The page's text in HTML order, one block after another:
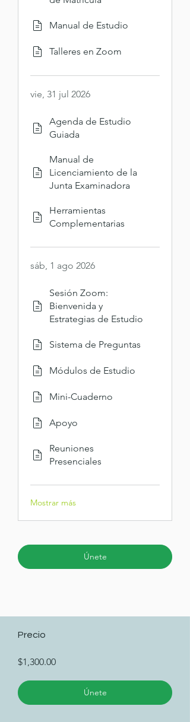
Manual de Estudio
Talleres en Zoom
vie, 31 jul 2026
Agenda de Estudio
Guiada
Manual de
Licenciamiento de la
Junta Examinadora
Herramientas
Complementarias
sáb, 1 ago 2026
Sesión Zoom:
Bienvenida y
Estrategias de Estudio
Sistema de Preguntas
Módulos de Estudio
Mini-Cuaderno
Apoyo
Reuniones
Presenciales
Mostrar más
Únete
Precio
$1,300.00
Únete